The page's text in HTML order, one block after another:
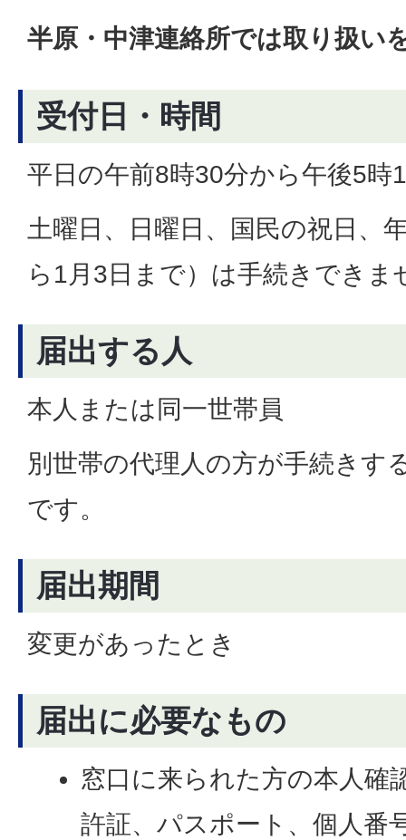
半原・中津連絡所では取り扱い
受付日・時間
平日の午前8時30分から午後5時
土曜日、日曜日、国民の祝日、
ら1月3日まで）は手続きできま
届出する人
本人または同一世帯員
別世帯の代理人の方が手続きす
です。
届出期間
変更があったとき
届出に必要なもの
窓口に来られた方の本人確
許証、パスポート、個人番